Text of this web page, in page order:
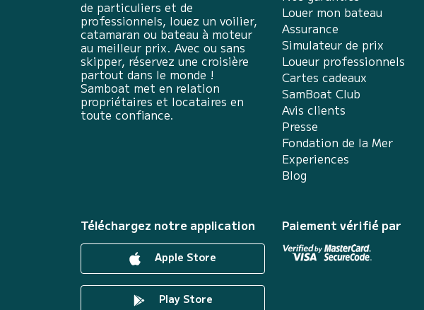
de particuliers et de
professionnels, louez un voilier,
catamaran ou bateau à moteur
au meilleur prix. Avec ou sans
skipper, réservez une croisière
partout dans le monde !
Samboat met en relation
propriétaires et locataires en
toute confiance.
Louer mon bateau
Assurance
Simulateur de prix
Loueur professionnels
Cartes cadeaux
SamBoat Club
Avis clients
Presse
Fondation de la Mer
Experiences
Blog
Téléchargez notre application
Apple Store
Play Store
Paiement vérifié par